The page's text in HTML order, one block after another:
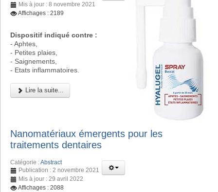
Mis à jour : 8 novembre 2021
Affichages : 2189
Dispositif indiqué contre :
- Aphtes,
- Petites plaies,
- Saignements,
- Etats inflammatoires.
Lire la suite...
Nanomatériaux émergents pour les
traitements dentaires
Catégorie :Abstract
Publication : 2 novembre 2021
Mis à jour : 29 avril 2022
Affichages : 2088